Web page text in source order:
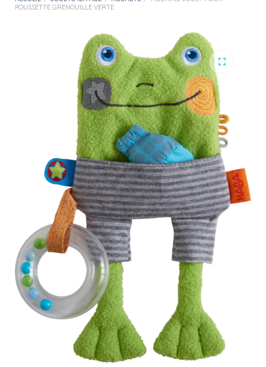
POUSSETTE GRENOUILLE VERTE